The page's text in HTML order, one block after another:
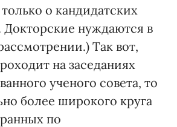
о кандидатских
Докторские нуждаются в
Так вот,
на заседаниях
ученого совета, то
более широкого круга
по